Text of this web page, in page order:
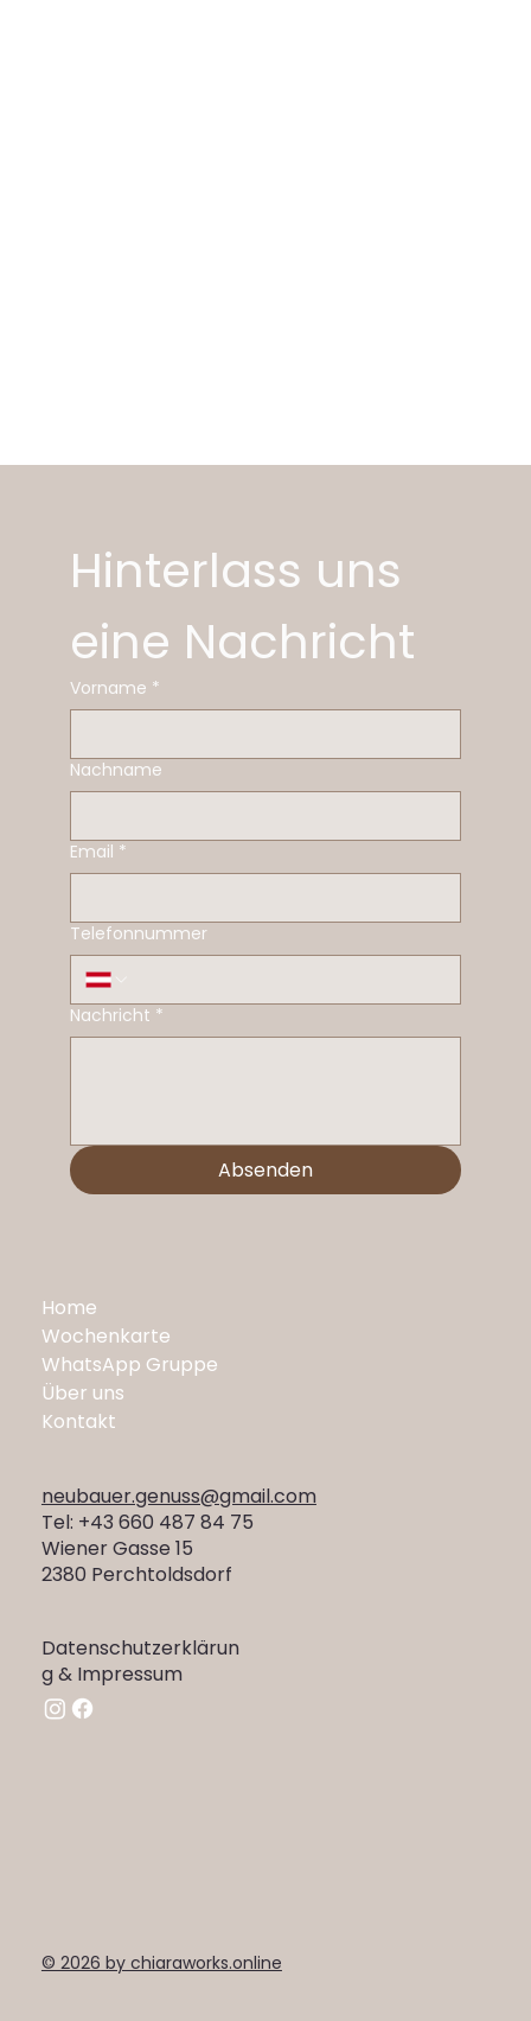
Hinterlass uns
eine Nachricht
Vorname *
Nachname
Email *
Telefonnummer
Nachricht *
Absenden
Home
Wochenkarte
WhatsApp Gruppe
Über uns
Kontakt
neubauer.genuss@gmail.com
Tel: +43 660 487 84 75
Wiener Gasse 15
2380 Perchtoldsdorf
Datenschutzerklärun
g & Impressum
© 2026 by chiaraworks.online